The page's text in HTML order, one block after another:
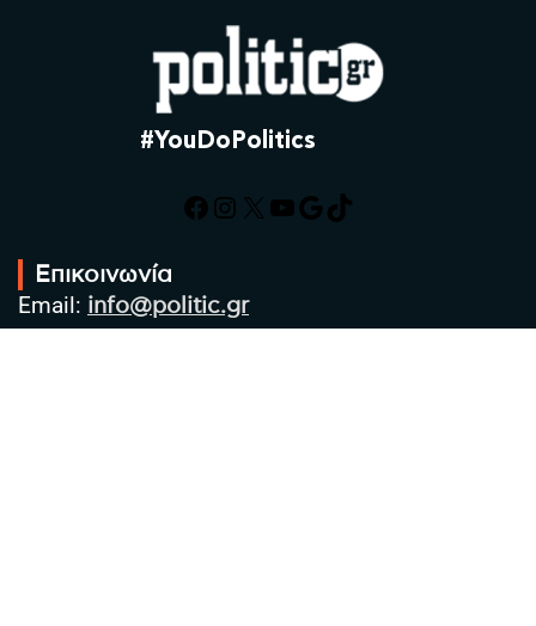
#YouDoPolitics
Facebook
Instagram
X YouTube
Google
TikTok
Επικοινωνία
Email: info@politic.gr
Τηλ: